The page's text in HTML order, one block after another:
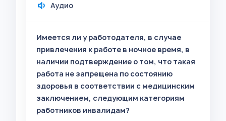
Аудио
Имеется ли у работодателя, в случае
привлечения к работе в ночное время, в
наличии подтверждение о том, что такая
работа не запрещена по состоянию
здоровья в соответствии с медицинским
заключением, следующим категориям
работников инвалидам?